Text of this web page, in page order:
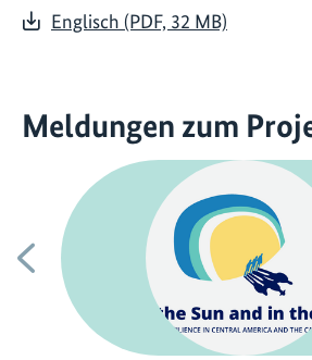
Englisch (PDF, 32 MB)
Meldungen zum
Vorherige